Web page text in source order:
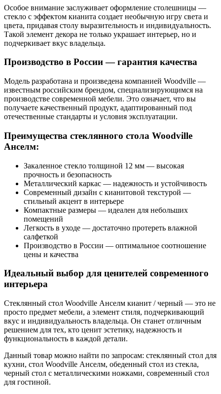
Особое внимание заслуживает оформление столешницы —
стекло с эффектом кианита создает необычную игру света и
цвета, придавая столу выразительность и индивидуальность.
Такой элемент декора не только украшает интерьер, но и
подчеркивает вкус владельца.
Производство в России — гарантия качества
Модель разработана и произведена компанией Woodville —
известным российским брендом, специализирующимся на
производстве современной мебели. Это означает, что вы
получаете качественный продукт, адаптированный под
отечественные стандарты и условия эксплуатации.
Преимущества стеклянного стола Woodville
Анселм:
Закаленное стекло толщиной 12 мм — высокая
прочность и безопасность
Металлический каркас — надежность и устойчивость
Современный дизайн с кианитовой текстурой —
стильный акцент в интерьере
Компактные размеры — идеален для небольших
помещений
Легкость в уходе — достаточно протереть влажной
салфеткой
Производство в России — оптимальное соотношение
цены и качества
Идеальный выбор для ценителей современного
интерьера
Стеклянный стол Woodville Анселм кианит / черный — это не
просто предмет мебели, а элемент стиля, подчеркивающий
вкус и индивидуальность владельца. Он станет отличным
решением для тех, кто ценит эстетику, надежность и
функциональность в каждой детали.
Данный товар можно найти по запросам: стеклянный стол для
кухни, стол Woodville Анселм, обеденный стол из стекла,
черный стол с металлическими ножками, современный стол
для гостиной.